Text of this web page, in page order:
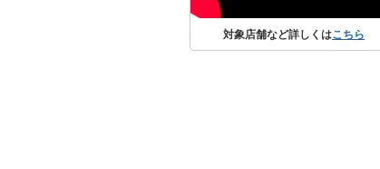
対象店舗など詳しくはこちら